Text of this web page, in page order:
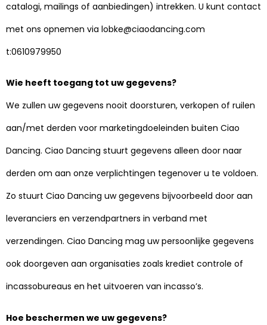
catalogi, mailings of aanbiedingen) intrekken. U kunt contact
met ons opnemen via lobke@ciaodancing.com
t:0610979950
Wie heeft toegang tot uw gegevens?
We zullen uw gegevens nooit doorsturen, verkopen of ruilen
aan/met derden voor marketingdoeleinden buiten Ciao
Dancing. Ciao Dancing stuurt gegevens alleen door naar
derden om aan onze verplichtingen tegenover u te voldoen.
Zo stuurt Ciao Dancing uw gegevens bijvoorbeeld door aan
leveranciers en verzendpartners in verband met
verzendingen. Ciao Dancing mag uw persoonlijke gegevens
ook doorgeven aan organisaties zoals krediet controle of
incassobureaus en het uitvoeren van incasso’s.
Hoe beschermen we uw gegevens?